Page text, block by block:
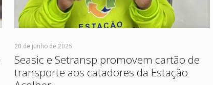
20 de junho de 2025
Seasic e Setransp promovem cartão de
transporte aos catadores da Estação